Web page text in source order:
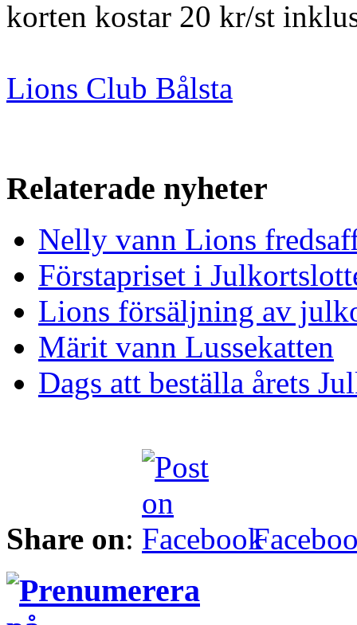
korten kostar 20 kr/st
Lions Club Bålsta
Relaterade nyheter
Nelly vann Lions
Förstapriset i
Lions försäljning av
Märit vann Lussekatten
Dags att beställa årets
Share on: